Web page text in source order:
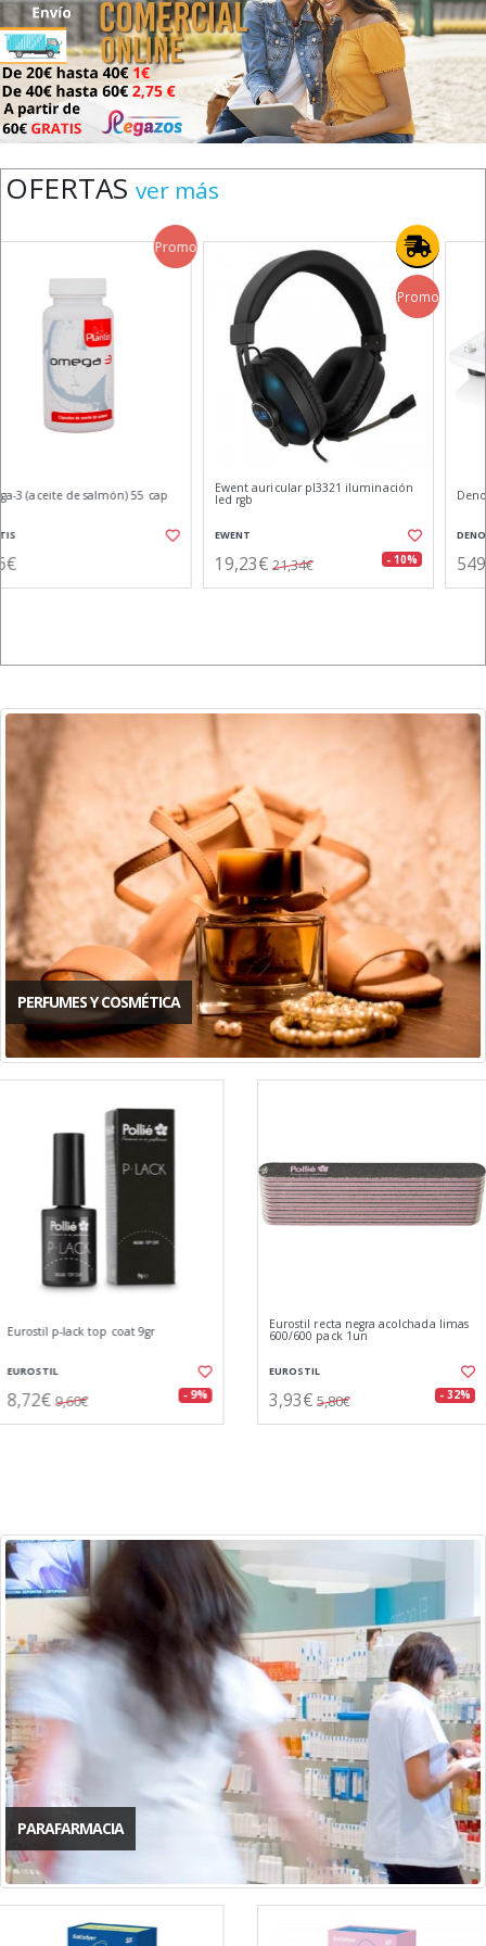
OFERTAS ver más
Promo
Ewent auricular pl3321 iluminación
led rgb
- 10%
Denon dp-450 usb blanco tocadiscos
549,43€ - 25%
PERFUMES Y COSMÉTICA
Eurostil recta negra acolchada limas
600/600 pack 1un
EUROSTIL
3,93€5,80€ - 32%
Eurostil maquillaje laca de uñas
granate 12ml
EUROSTIL
2,50€
PARAFARMACIA